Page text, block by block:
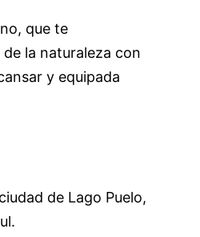
que te
la naturaleza con
y equipada
de Lago Puelo,